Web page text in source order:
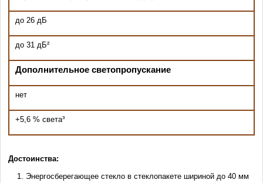
до 26 дБ
до 31 дБ²
Дополнительное светопропускание
нет
+5,6 % света³
Достоинства:
Энергосберегающее стекло в стеклопакете шириной до 40 мм